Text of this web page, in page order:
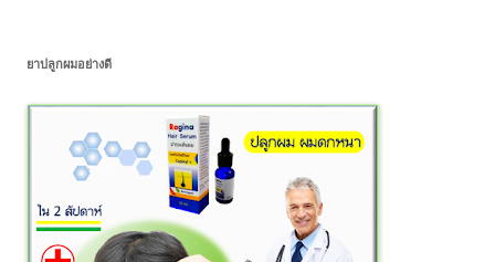
ยาปลูกผมอย่างดี